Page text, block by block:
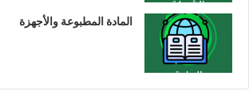
المادة المطبوعة والأجهزة